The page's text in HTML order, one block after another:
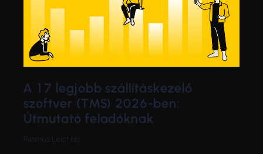
A 17 legjobb szállításkezelő
szoftver (TMS) 2026-ben:
Útmutató feladóknak
Rasmus Leichter